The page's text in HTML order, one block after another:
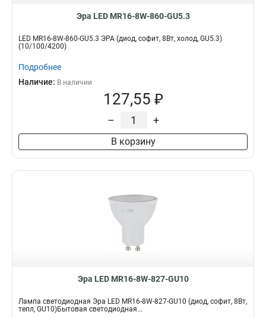
Эра LED MR16-8W-860-GU5.3
LED MR16-8W-860-GU5.3 ЭРА (диод, софит, 8Вт, холод, GU5.3)
(10/100/4200)
Подробнее
Наличие: В наличии
127,55 ₽
– +
В корзину
Эра LED MR16-8W-827-GU10
Лампа светодиодная Эра LED MR16-8W-827-GU10 (диод, софит, 8Вт,
тепл, GU10)Бытовая светодиодная...